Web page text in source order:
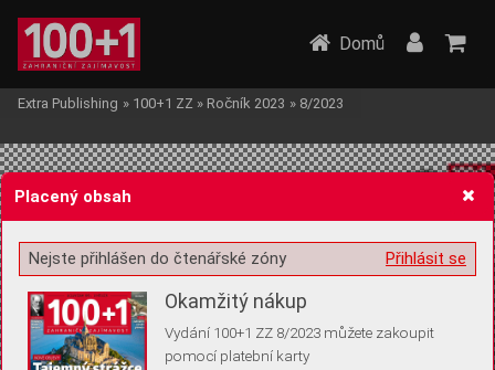
Žádost o souhlas s ukládáním volitelných informací
Domů
Extra Publishing » 100+1 ZZ » Ročník 2023 » 8/2023
Placený obsah
Přihlásit se
Nejste přihlášen do čtenářské zóny
Okamžitý nákup
Vydání 100+1 ZZ 8/2023 můžete zakoupit
pomocí platební karty